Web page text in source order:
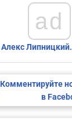
ad
Алекс Липницкий.
Комментируйте
в